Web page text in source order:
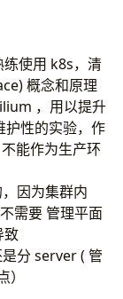
则
练使用 k8s，清
概念和原理
，用以提升
护性的实验，作
能作为生产环
因为集群内
需要 管理平面
致
分 server ( 管